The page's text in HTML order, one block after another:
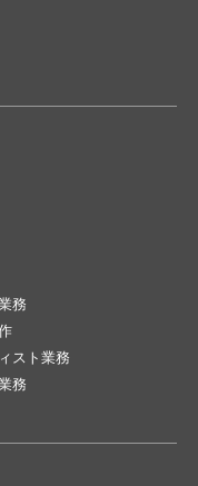
務
スト業務
務